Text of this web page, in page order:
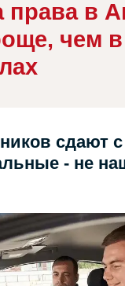
классы!
, в класс ходить
маршрутах
маршруты
еще?